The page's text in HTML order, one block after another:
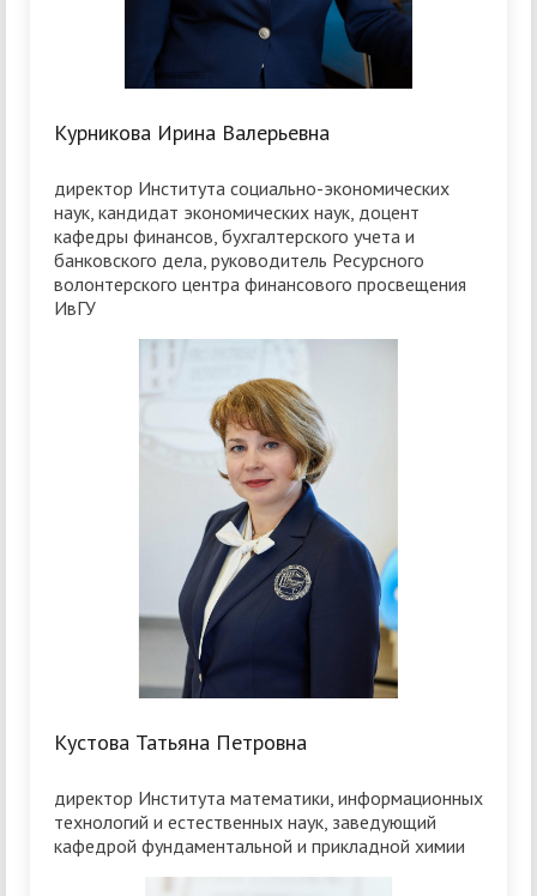
Курникова Ирина Валерьевна
директор Института социально-экономических
наук, кандидат экономических наук, доцент
кафедры финансов, бухгалтерского учета и
банковского дела, руководитель Ресурсного
волонтерского центра финансового просвещения
ИвГУ
Кустова Татьяна Петровна
директор Института математики, информационных
технологий и естественных наук, заведующий
кафедрой фундаментальной и прикладной химии